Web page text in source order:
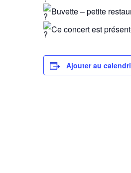
Buvette – petite
Ce concert est
Ajouter au